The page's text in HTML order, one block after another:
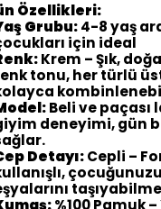
Özellikleri:
Grubu:4-8 yaş
için ideal
Krem – Şık,
tonu, her türlü
Beli ve paçası
deneyimi, gün
Detayı:Cepli –
%100 Pamuk